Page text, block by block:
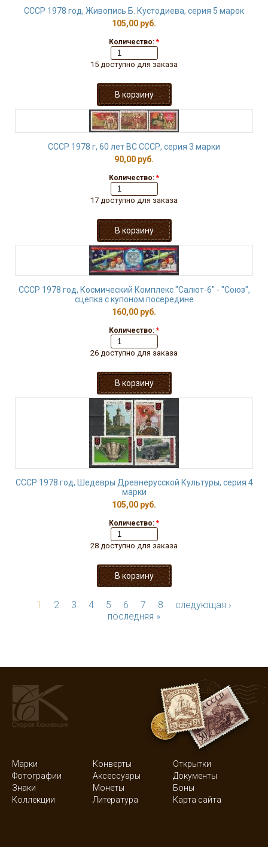
СССР 1978 год, Живопись Б. Кустодиева, серия 5 марок
105,00 руб.
Количество: *
15 доступно для заказа
СССР 1978 г, 60 лет ВС СССР, серия 3 марки
90,00 руб.
Количество: *
17 доступно для заказа
СССР 1978 год, Космический Комплекс "Салют-6" - "Союз",
сцепка с купоном посередине
160,00 руб.
Количество: *
26 доступно для заказа
СССР 1978 год, Шедевры Древнерусской Культуры, серия 4
марки
105,00 руб.
Количество: *
28 доступно для заказа
1 2 3 4 5 6 7 8
следующая ›
последняя »
Марки Конверты
Открытки
Фотографии
Аксессуары
Документы
Знаки
Монеты
Боны
Коллекции
Литература Карта сайта